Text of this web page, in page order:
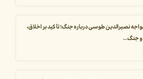
نصیرالدین طوسی درباره جنگ؛ تأکید بر اخلاق،
و جنگ...